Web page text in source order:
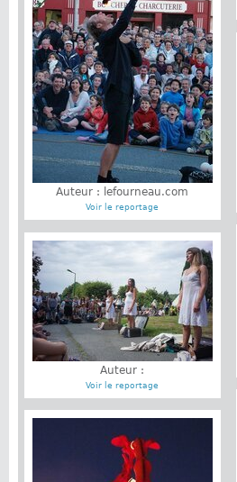
Auteur : lefourneau.com
Voir le reportage
Auteur :
Voir le reportage